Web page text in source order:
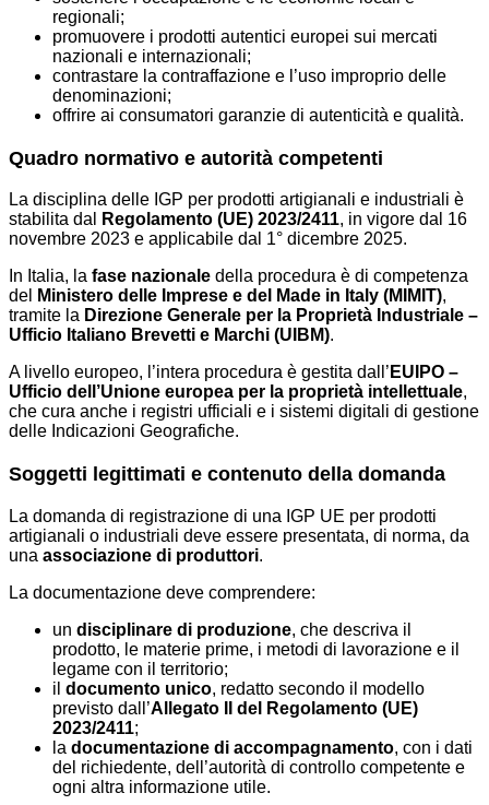
regionali;
promuovere i prodotti autentici europei sui mercati
nazionali e internazionali;
contrastare la contraffazione e l’uso improprio delle
denominazioni;
offrire ai consumatori garanzie di autenticità e qualità.
Quadro normativo e autorità competenti
La disciplina delle IGP per prodotti artigianali e industriali è
stabilita dal
Regolamento (UE) 2023/2411, in vigore dal 16
novembre 2023 e applicabile dal 1° dicembre 2025.
In Italia, la fase nazionale della procedura è di competenza
del
Ministero delle Imprese e del Made in Italy (MIMIT),
tramite la Direzione Generale per la Proprietà Industriale –
Ufficio Italiano Brevetti e Marchi (UIBM).
A livello europeo, l’intera procedura è gestita dall’ EUIPO –
Ufficio dell’Unione europea per la proprietà intellettuale,
che cura anche i registri ufficiali e i sistemi digitali di gestione
delle Indicazioni Geografiche.
Soggetti legittimati e contenuto della domanda
La domanda di registrazione di una IGP UE per prodotti
artigianali o industriali deve essere presentata, di norma, da
una associazione di produttori.
La documentazione deve comprendere:
un disciplinare di produzione, che descriva il
prodotto, le materie prime, i metodi di lavorazione e il
legame con il territorio;
il documento unico, redatto secondo il modello
previsto dall’Allegato II del Regolamento (UE)
2023/2411;
la documentazione di accompagnamento, con i dati
del richiedente, dell’autorità di controllo competente e
ogni altra informazione utile.